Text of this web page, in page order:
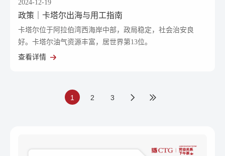
2024-12-19
政策｜卡塔尔出海与用工指南
卡塔尔位于阿拉伯湾西海岸中部，政局稳定，社会治安良
好。卡塔尔油气资源丰富，居世界第13位。
查看详情
1 2 3